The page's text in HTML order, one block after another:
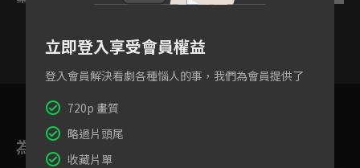
59
為您推薦
立即登入享受會員權益
登入會員解決看劇各種惱人的事，我們為會員提供了
720p 畫質
略過片頭尾
收藏片單